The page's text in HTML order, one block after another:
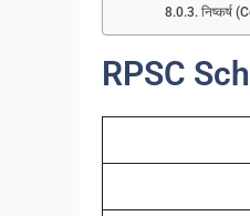
निष्कर्ष
RPSC